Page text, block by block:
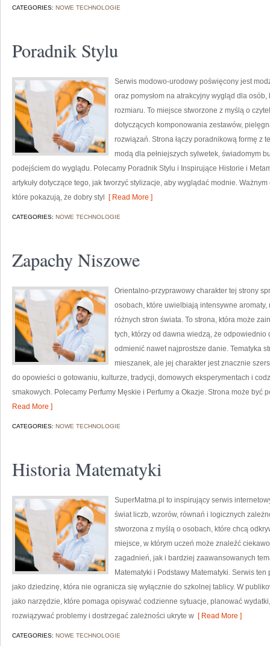
CATEGORIES: NOWE TECHNOLOGIE
Poradnik Stylu
Serwis modowo-urodowy poświęcony jest
oraz pomysłom na atrakcyjny wygląd dla
rozmiaru. To miejsce stworzone z myślą o
dotyczących komponowania zestawów,
rozwiązań. Strona łączy poradnikową formę z
modą dla pełniejszych sylwetek, świadomym
podejściem do wyglądu. Polecamy Poradnik Stylu i Inspirujące Historie i
artykuły dotyczące tego, jak tworzyć stylizacje, aby wyglądać modnie.
które pokazują, że dobry styl
[ Read More ]
CATEGORIES: NOWE TECHNOLOGIE
Zapachy Niszowe
Orientalno-przyprawowy charakter tej strony
osobach, które uwielbiają intensywne
różnych stron świata. To strona, która może
tych, którzy od dawna wiedzą, że odpowiednio
odmienić nawet najprostsze danie. Tematyka
mieszanek, ale jej charakter jest znacznie
do opowieści o gotowaniu, kulturze, tradycji, domowych eksperymentach i
smakowych. Polecamy Perfumy Męskie i Perfumy a Okazje. Strona może być
Read More ]
CATEGORIES: NOWE TECHNOLOGIE
Historia Matematyki
SuperMatma.pl to inspirujący serwis
świat liczb, wzorów, równań i logicznych
stworzona z myślą o osobach, które chcą
miejsce, w którym uczeń może znaleźć
zagadnień, jak i bardziej zaawansowanych
Matematyki i Podstawy Matematyki. Serwis
jako dziedzinę, która nie ogranicza się wyłącznie do szkolnej tablicy. W
jako narzędzie, które pomaga opisywać codzienne sytuacje, planować
rozwiązywać problemy i dostrzegać zależności ukryte w [ Read More ]
CATEGORIES: NOWE TECHNOLOGIE